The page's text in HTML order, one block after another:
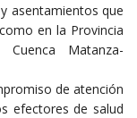
asentamientos que
en la Provincia
Matanza-
de atención
efectores de salud